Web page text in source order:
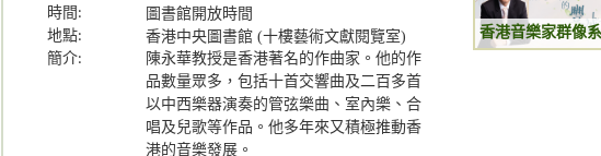
時間:
圖書館開放時間
地點:
香港中央圖書館 (十樓藝術文獻閱覽室)
簡介:
陳永華教授是香港著名的作曲家。他的作
品數量眾多，包括十首交響曲及二百多首
以中西樂器演奏的管弦樂曲、室內樂、合
唱及兒歌等作品。他多年來又積極推動香
港的音樂發展。